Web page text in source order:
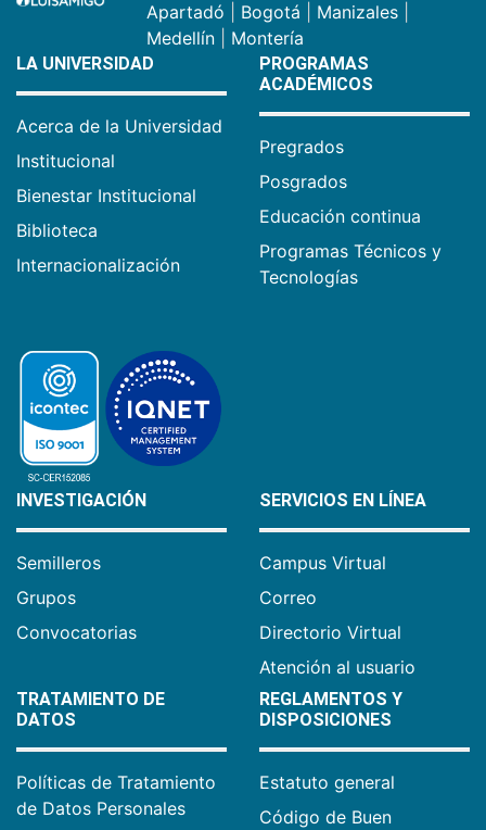
Apartadó Bogotá Manizales
Medellín
Montería
LA UNIVERSIDAD
Acerca de la Universidad
Institucional
Bienestar Institucional
Biblioteca
Internacionalización
PROGRAMAS
ACADÉMICOS
Pregrados
Posgrados
Educación continua
Programas Técnicos y
Tecnologías
INVESTIGACIÓN
Semilleros
Grupos
Convocatorias
SERVICIOS EN LÍNEA
Campus Virtual
Correo
Directorio Virtual
Atención al usuario
TRATAMIENTO DE
DATOS
Políticas de Tratamiento
de Datos Personales
REGLAMENTOS Y
DISPOSICIONES
Estatuto general
Código de Buen